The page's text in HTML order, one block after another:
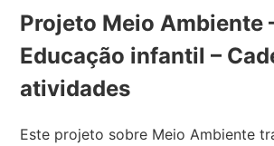
Projeto Meio Ambiente
Educação infantil –
atividades
Este projeto sobre Meio Ambiente